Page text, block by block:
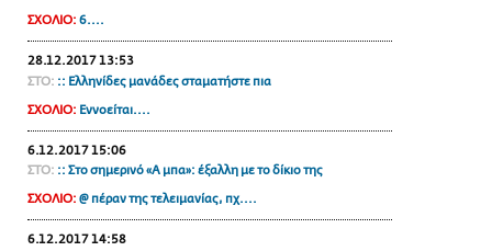
ΣΧΟΛΙΟ: 6....
28.12.2017 13:53
ΣΤΟ: :: Ελληνίδες μανάδες σταματήστε πια
ΣΧΟΛΙΟ: Εννοείται....
6.12.2017 15:06
ΣΤΟ: :: Στο σημερινό «Α μπα»: έξαλλη με το δίκιο της
ΣΧΟΛΙΟ: @ πέραν της τελειμανίας, πχ....
6.12.2017 14:58